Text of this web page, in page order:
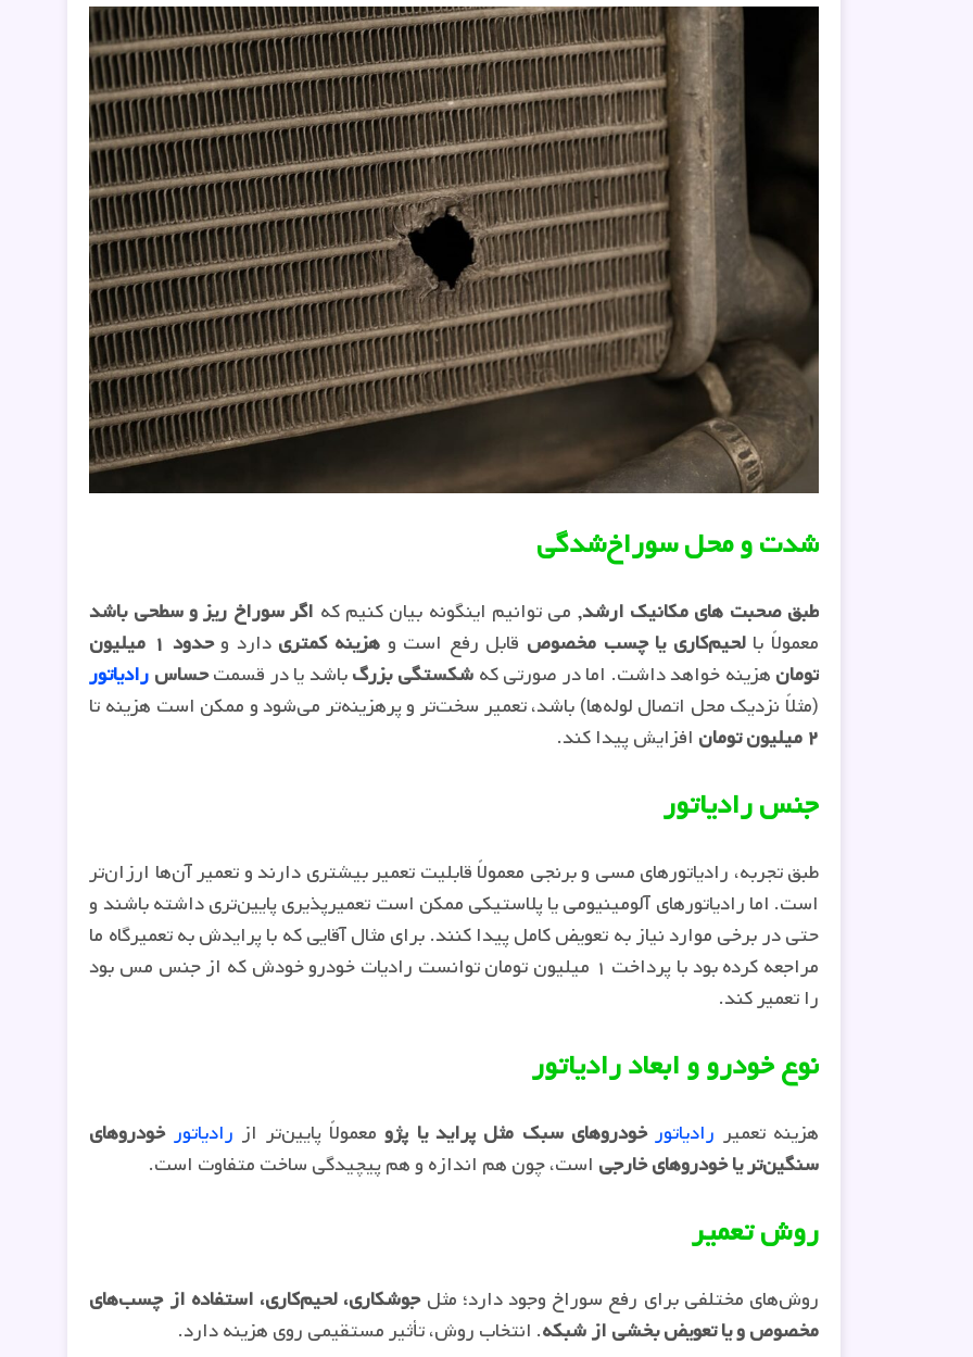
شدت و محل سوراخ‌شدگی
طبق صحبت های مکانیک ارشد, می توانیم اینگونه بیان کنیم که اگر سوراخ ریز و سطحی باشد
معمولاً بالحیم‌کاری یا چسب مخصوص قابل رفع است و هزینه کمتری دارد و
حدود ۱ میلیون
تومان هزینه خواهد داشت. اما در صورتی که شکستگی بزرگباشد یا در قسمتحساس رادیاتور
(مثلاً نزدیک محل اتصال لوله‌ها) باشد، تعمیر سخت‌تر و پرهزینه‌تر می‌شود و ممکن است هزینه تا
۲ میلیون تومان
افزایش پیدا کند.
جنس رادیاتور
طبق تجربه، رادیاتورهای مسی و برنجی معمولاً قابلیت تعمیر بیشتری دارند و تعمیر آن‌ها ارزان‌تر
است. اما رادیاتورهای آلومینیومی یا پلاستیکی ممکن است تعمیرپذیری پایین‌تری داشته باشند و
حتی در برخی موارد نیاز به تعویض کامل پیدا کنند. برای مثال آقایی که با پرایدش به تعمیرگاه ما
مراجعه کرده بود با پرداخت ۱ میلیون تومان توانست رادیات خودرو خودش که از جنس مس بود
را تعمیر کند.
نوع خودرو و ابعاد رادیاتور
هزینه تعمیر رادیاتور خودروهای سبک مثل پراید یا پژومعمولاً پایین‌تر از رادیاتور خودروهای
سنگین‌تر یا خودروهای خارجی است، چون هم اندازه و هم پیچیدگی ساخت متفاوت است.
روش تعمیر
روش‌های مختلفی برای رفع سوراخ وجود دارد؛ مثلجوشکاری، لحیم‌کاری، استفاده از چسب‌های
مخصوص و یا تعویض بخشی از شبکه. انتخاب روش، تأثیر مستقیمی روی هزینه دارد.